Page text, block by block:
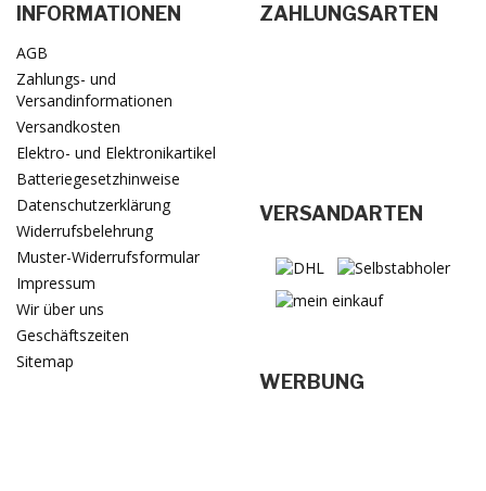
INFORMATIONEN
AGB
Zahlungs- und
Versandinformationen
Versandkosten
Elektro- und Elektronikartikel
Batteriegesetzhinweise
Datenschutzerklärung
Widerrufsbelehrung
Muster-Widerrufsformular
Impressum
Wir über uns
Geschäftszeiten
Sitemap
ZAHLUNGSARTEN
VERSANDARTEN
WERBUNG